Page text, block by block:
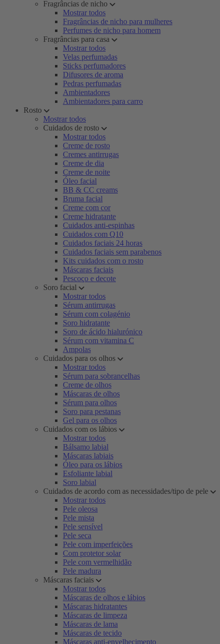
Fragrâncias de nicho
Mostrar todos
Fragrâncias de nicho para mulheres
Perfumes de nicho para homem
Fragrâncias para casa
Mostrar todos
Velas perfumadas
Sticks perfumadores
Difusores de aroma
Pedras perfumadas
Ambientadores
Ambientadores para carro
Rosto
Mostrar todos
Cuidados de rosto
Mostrar todos
Creme de rosto
Cremes antirrugas
Creme de dia
Creme de noite
Óleo facial
BB & CC creams
Bruma facial
Creme com cor
Creme hidratante
Cuidados anti-espinhas
Cuidados com Q10
Cuidados faciais 24 horas
Cuidados faciais sem parabenos
Kits cuidados com o rosto
Máscaras faciais
Pescoço e decote
Soro facial
Mostrar todos
Sérum antirrugas
Sérum com colagénio
Soro hidratante
Soro de ácido hialurónico
Sérum com vitamina C
Ampolas
Cuidados para os olhos
Mostrar todos
Sérum para sobrancelhas
Creme de olhos
Máscaras de olhos
Sérum para olhos
Soro para pestanas
Gel para os olhos
Cuidados com os lábios
Mostrar todos
Bálsamo labial
Máscaras labiais
Óleo para os lábios
Esfoliante labial
Soro labial
Cuidados de acordo com as necessidades/tipo de pele
Mostrar todos
Pele oleosa
Pele mista
Pele sensível
Pele seca
Pele com imperfeições
Com protetor solar
Pele com vermelhidão
Pele madura
Máscaras faciais
Mostrar todos
Máscaras de olhos e lábios
Máscaras hidratantes
Máscaras de limpeza
Máscaras de lama
Máscaras de tecido
Máscaras anti-envelhecimento